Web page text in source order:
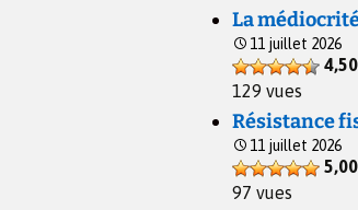
La
11 juillet 2026
129 vues
Résistance
11 juillet 2026
97 vues